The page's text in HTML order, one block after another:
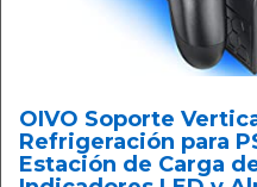
OIVO Soporte
Refrigeración para
Estación de Carga